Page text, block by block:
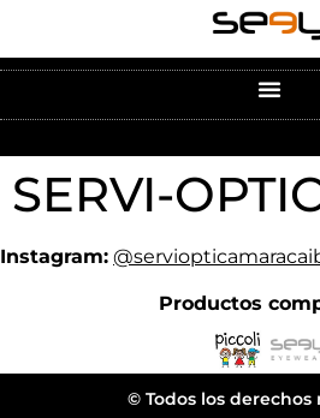
SERVI-
Instagram:
Productos
© Todos los derechos